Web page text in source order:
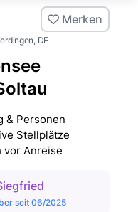
, DE
Merken
& Personen
Stellplätze
vor Anreise
seit 06/2025